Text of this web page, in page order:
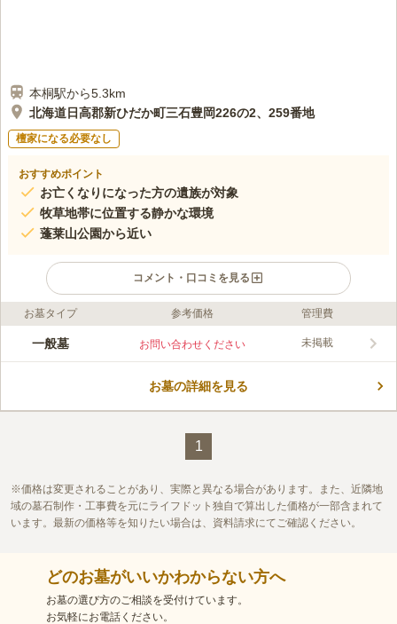
本桐駅から5.3km
北海道日高郡新ひだか町三石豊岡226の2、259番地
檀家になる必要なし
おすすめポイント
お亡くなりになった方の遺族が対象
牧草地帯に位置する静かな環境
蓬莱山公園から近い
コメント・口コミを見る
ライフドット編集部のコメント
辺訪川と延出川に挟まれた場所にあり、川からの爽やかな風を感
墓地が用意されていて、1人あたり1区画の使用が認められていま
この霊園はまだ誰からも評価されていません。
お墓タイプ 参考価格 管理費
一般墓 お問い合わせください 未掲載
お墓の詳細を見る
1
価格は変更されることがあり、実際と異なる場合があります。また、近隣地
域の墓石制作・工事費を元にライフドット独自で算出した価格が一部含まれて
います。最新の価格等を知りたい場合は、資料請求にてご確認ください。
どのお墓がいいかわからない方へ
お墓の選び方のご相談を受付けています。
お気軽にお電話ください。